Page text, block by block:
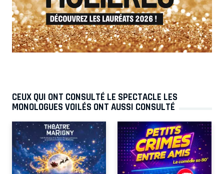
CEUX QUI ONT CONSULTÉ LE SPECTACLE LES
MONOLOGUES VOILÉS ONT AUSSI CONSULTÉ